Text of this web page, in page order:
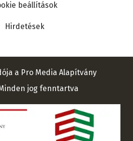
beállítások
Hirdetések
a Pro Media Alapítvány
jog fenntartva